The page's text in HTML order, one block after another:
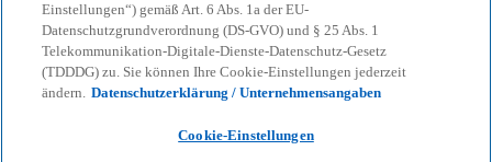
07-05-2026
Share
w
i
r
w
i
r
n
e
w
i
r
n
e
Einstellungen“) gemäß Art. 6 Abs. 1a der EU-
Datenschutzgrundverordnung (DS-GVO) und § 25 Abs. 1
Telekommunikation-Digitale-Dienste-Datenschutz-Gesetz
(TDDDG) zu. Sie können Ihre Cookie-Einstellungen jederzeit
ändern. Datenschutzerklärung / Unternehmensangaben
Cookie-Einstellungen